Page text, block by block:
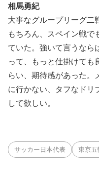
相馬勇紀
大事なグループリーグ二
もちろん、スペイン戦で
ていた。強いて言うなら
って、もっと仕掛けても
らい、期待感があった。
に行かない、タフなドリ
して欲しい。
サッカー日本代表 東京五